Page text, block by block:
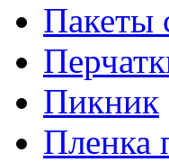
Пакеты
Пикник
Пленка